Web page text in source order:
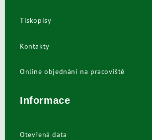
Tiskopisy
Kontakty
Online objednání na pracoviště
Informace
Otevřená data